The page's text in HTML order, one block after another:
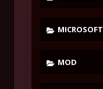
MICROSOFT
MOD